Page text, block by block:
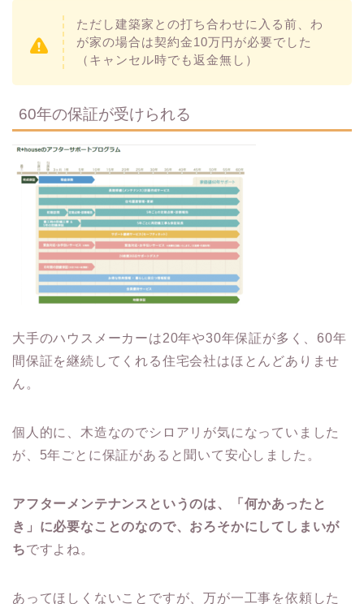
ただし建築家との打ち合わせに入る前、わ
が家の場合は契約金10万円が必要でした
（キャンセル時でも返金無し）
60年の保証が受けられる
大手のハウスメーカーは20年や30年保証が多く、60年
間保証を継続してくれる住宅会社はほとんどありませ
ん。
個人的に、木造なのでシロアリが気になっていました
が、5年ごとに保証があると聞いて安心しました。
アフターメンテナンスというのは、「何かあったと
き」に必要なことのなので、おろそかにしてしまいが
ちですよね。
あってほしくないことですが、万が一工事を依頼した